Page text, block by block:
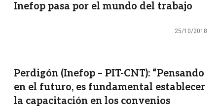
Inefop pasa por el mundo del trabajo
25/10/2018
Perdigón (Inefop – PIT-CNT): “Pensando
en el futuro, es fundamental establecer
la capacitación en los convenios